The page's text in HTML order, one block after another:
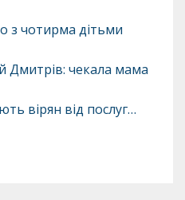
з чотирма дітьми
Дмитрів: чекала мама
вірян від послуг…